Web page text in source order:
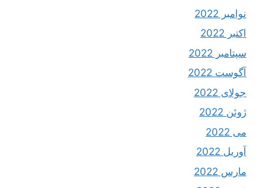
نوامبر 2022
اکتبر 2022
سپتامبر 2022
آگوست 2022
جولای 2022
ژوئن 2022
می 2022
آوریل 2022
مارس 2022